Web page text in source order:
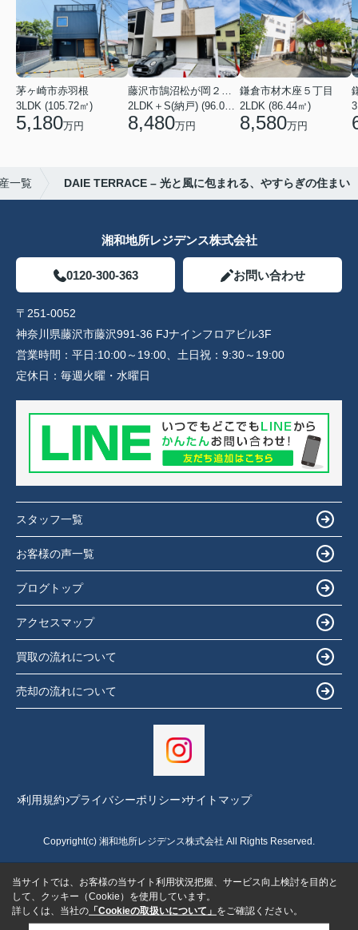
茅ヶ崎市赤羽根
3LDK (105.72㎡)
5,180万円
藤沢市鵠沼松が岡２丁目
2LDK＋S(納戸) (96.05㎡)
8,480万円
鎌倉市材木座５丁目
2LDK (86.44㎡)
8,580万円
一覧 DAIE TERRACE – 光と風に包まれる、やすらぎの住まい
湘和地所レジデンス株式会社
0120-300-363 お問い合わせ
〒251-0052
神奈川県藤沢市藤沢991-36 FJナインフロアビル3F
営業時間： 平日:10:00～19:00、土日祝：9:30～19:00
定休日： 毎週火曜・水曜日
スタッフ一覧
お客様の声一覧
ブログトップ
アクセスマップ
買取の流れについて
売却の流れについて
利用規約 プライバシーポリシー サイトマップ
Copyright(c) 湘和地所レジデンス株式会社 All Rights Reserved.
当サイトでは、お客様の当サイト利用状況把握、サービス向上検討を目的と
して、クッキー（Cookie）を使用しています。
詳しくは、当社の 「Cookieの取扱いについて」 をご確認ください。